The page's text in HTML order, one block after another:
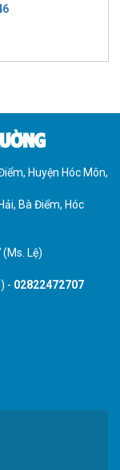
Huyện Hóc Môn,
Bà Điểm, Hóc
(Ms. Lệ)
- 02822472707